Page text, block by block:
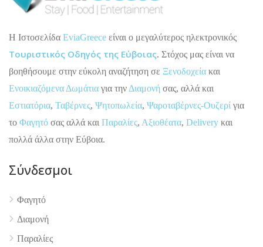
H Ιστοσελίδα EviaGreece είναι ο μεγαλύτερος ηλεκτρονικός
Τουριστικός Οδηγός της Εύβοιας. Στόχος μας είναι να
βοηθήσουμε στην εύκολη αναζήτηση σε Ξενοδοχεία και
Ενοικιαζόμενα Δωμάτια για την Διαμονή σας, αλλά και
Εστιατόρια, Ταβέρνες, Ψητοπωλεία, Ψαροταβέρνες-Ουζερί για
το Φαγητό σας αλλά και Παραλίες, Αξιοθέατα, Delivery και
πολλά άλλα στην Εύβοια.
Σύνδεσμοι
Φαγητό
Διαμονή
Παραλίες